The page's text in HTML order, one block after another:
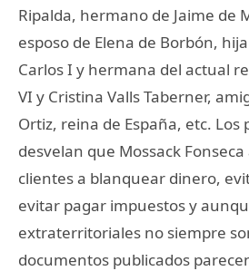
Ripalda, hermano de Jaime de
esposo de Elena de Borbón,
Carlos I y hermana del actual
VI y Cristina Valls Taberner,
Ortiz, reina de España, etc. Los
desvelan que Mossack
clientes a blanquear dinero,
evitar pagar impuestos y
extraterritoriales no siempre
documentos publicados